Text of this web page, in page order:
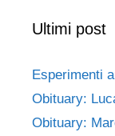
Ultimi post
Esperimenti
Obituary:
Obituary: